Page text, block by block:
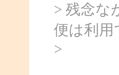
> 残念な
便は利
>